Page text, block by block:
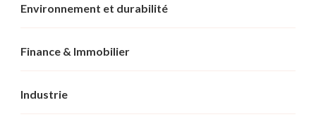
Environnement et durabilité
Finance & Immobilier
Industrie